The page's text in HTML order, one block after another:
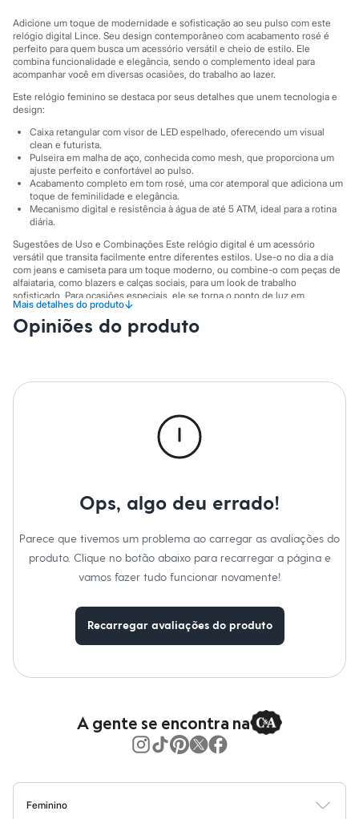
Sapatilhas
Tênis
Marcas
City
Clock House
Mindset
Sawary
Yessica
Moda esportiva
Acessórios
Blusas
Calçados
Leggings
Shorts e Bermudas
Tops
Calcinhas
Cintas e Modeladores
Meias
Pijamas
Sutiãs e Tops
Moda praia
Biquínis
Personagens
Plus size
Dia dos Pais
Inverno
Novidades
Camisetas e Regatas
Jeans
Polos
Chapéus e Bonés
Relógios
Calçados
Botas
Adicione um toque de modernidade e sofisticação ao seu pulso com este
relógio digital Lince. Seu design contemporâneo com acabamento rosé é
perfeito para quem busca um acessório versátil e cheio de estilo. Ele
combina funcionalidade e elegância, sendo o complemento ideal para
acompanhar você em diversas ocasiões, do trabalho ao lazer.
Este relógio feminino se destaca por seus detalhes que unem tecnologia e
design:
Caixa retangular com visor de LED espelhado, oferecendo um visual
clean e futurista.
Pulseira em malha de aço, conhecida como mesh, que proporciona um
ajuste perfeito e confortável ao pulso.
Acabamento completo em tom rosé, uma cor atemporal que adiciona um
toque de feminilidade e elegância.
Mecanismo digital e resistência à água de até 5 ATM, ideal para a rotina
diária.
Sugestões de Uso e Combinações Este relógio digital é um acessório
versátil que transita facilmente entre diferentes estilos. Use-o no dia a dia
com jeans e camiseta para um toque moderno, ou combine-o com peças de
alfaiataria, como blazers e calças sociais, para um look de trabalho
sofisticado. Para ocasiões especiais, ele se torna o ponto de luz em
produções com vestidos ou blusas de tecido fluido, adicionando um charme
contemporâneo.
Mais detalhes do produto↓
Opiniões do produto
Ops, algo deu errado!
Parece que tivemos um problema ao carregar as avaliações do
produto. Clique no botão abaixo para recarregar a página e
vamos fazer tudo funcionar novamente!
Recarregar avaliações do produto
A gente se encontra na
Feminino